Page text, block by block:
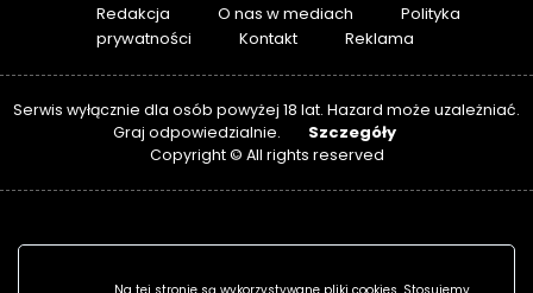
Redakcja O nas w mediach
Polityka
prywatności
Kontakt Reklama
Serwis wyłącznie dla osób powyżej 18 lat. Hazard może uzależniać.
Graj odpowiedzialnie.
Szczegóły
Copyright © All rights reserved